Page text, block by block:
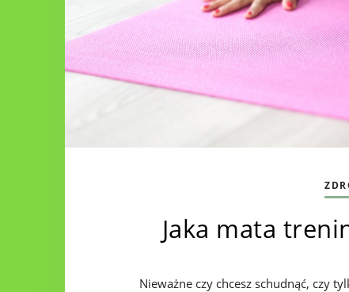
Jaka mata
Nieważne czy chcesz schudnąć, czy